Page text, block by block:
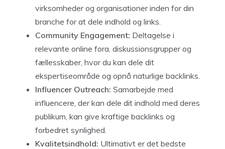
virksomheder og organisationer inden for din
branche for at dele indhold og links.
Community Engagement: Deltagelse i
relevante online fora, diskussionsgrupper og
fællesskaber, hvor du kan dele dit
ekspertiseområde og opnå naturlige backlinks.
Influencer Outreach: Samarbejde med
influencere, der kan dele dit indhold med deres
publikum, kan give kraftige backlinks og
forbedret synlighed.
Kvalitetsindhold: Ultimativt er det bedste